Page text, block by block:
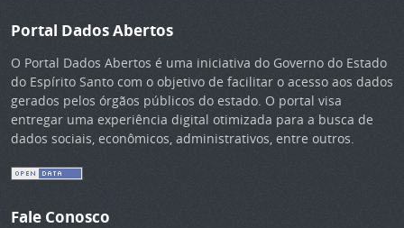
Portal Dados Abertos
O Portal Dados Abertos é uma iniciativa do Governo do Estado
do Espírito Santo com o objetivo de facilitar o acesso aos dados
gerados pelos órgãos públicos do estado. O portal visa
entregar uma experiência digital otimizada para a busca de
dados sociais, econômicos, administrativos, entre outros.
Fale Conosco